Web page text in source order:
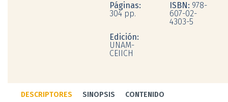
Páginas:
304 pp.
Edición:
UNAM-
CEIICH
ISBN: 978-
607-02-
4303-5
DESCRIPTORES SINOPSIS CONTENIDO